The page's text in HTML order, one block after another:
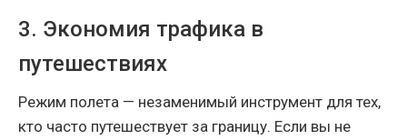
3. Экономия трафика в
путешествиях
Режим полета — незаменимый инструмент для тех,
кто часто путешествует за границу. Если вы не